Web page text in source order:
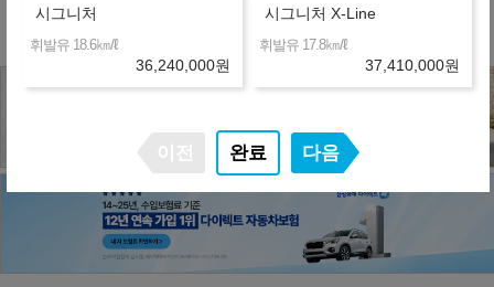
※ 정비 : 미포함
시그니처
휘발유 18.6㎞/ℓ
36,240,000원
시그니처 X-Line
휘발유 17.8㎞/ℓ
37,410,000원
완료 다음